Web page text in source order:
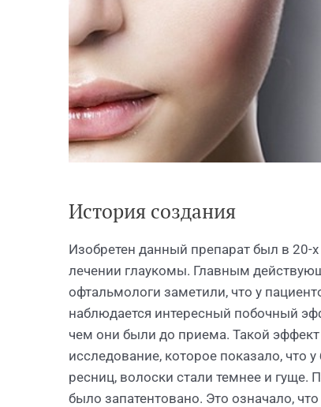
История создания
Изобретен данный препарат был в 20-
лечении глаукомы. Главным
офтальмологи заметили, что у
наблюдается интересный побочный
чем они были до приема. Такой
исследование, которое показало,
ресниц, волоски стали темнее и гуще.
было запатентовано. Это означало,